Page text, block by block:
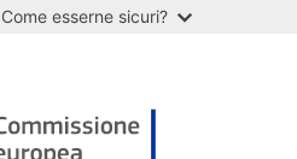
Come esserne sicuri?